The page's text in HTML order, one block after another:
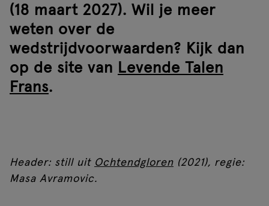
(18 maart 2027). Wil je meer
weten over de
wedstrijdvoorwaarden? Kijk dan
op de site van Levende Talen
Frans.
Header: still uit Ochtendgloren (2021), regie:
Masa Avramovic.